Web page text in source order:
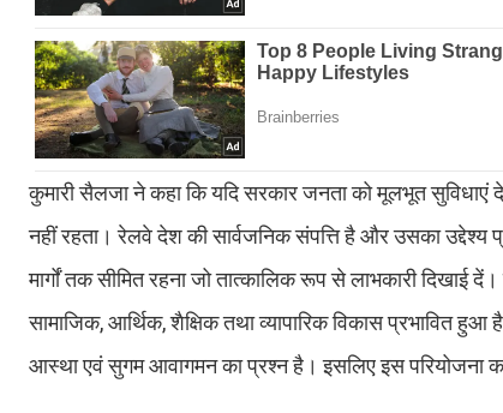
कुमारी सैलजा ने कहा कि यदि सरकार जनता को मूलभूत सुविधाएं
नहीं रहता। रेलवे देश की सार्वजनिक संपत्ति है और उसका उद्देश्य
मार्गों तक सीमित रहना जो तात्कालिक रूप से लाभकारी
सामाजिक, आर्थिक, शैक्षिक तथा व्यापारिक विकास प्रभावित
आस्था एवं सुगम आवागमन का प्रश्न है। इसलिए इस परियोजना